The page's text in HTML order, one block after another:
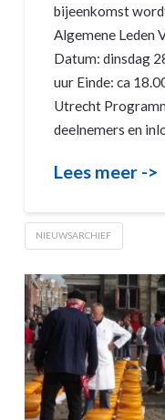
bijeenkomst
Algemene Leden
Datum: dinsdag
uur Einde: ca
Utrecht
deelnemers en
Lees meer ->
NIEUWSARCHIEF